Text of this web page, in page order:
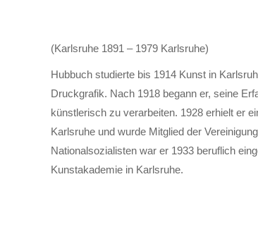
(Karlsruhe 1891 – 1979 Karlsruhe)
Hubbuch studierte bis 1914 Kunst in
Druckgrafik. Nach 1918 begann er, seine
künstlerisch zu verarbeiten. 1928 erhielt er
Karlsruhe und wurde Mitglied der
Nationalsozialisten war er 1933 beruflich
Kunstakademie in Karlsruhe.